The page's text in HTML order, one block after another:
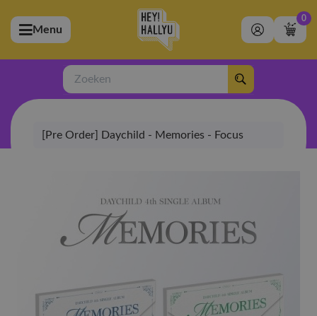
(Artiesten)
(Merchandise)
(Exclusive)
(Winkel)
Menu
0
Zoeken
[Pre Order] Daychild - Memories - Focus